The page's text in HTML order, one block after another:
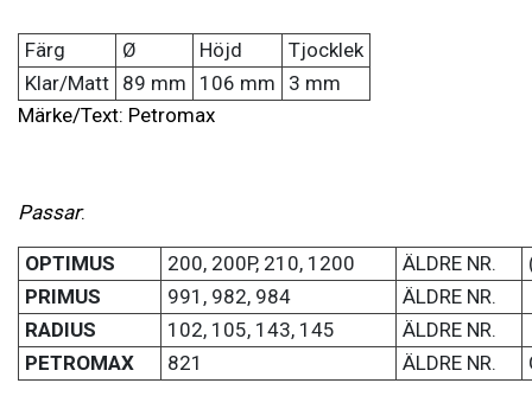
Färg Ø Höjd
Tjocklek
Klar/Matt 89 mm 106 mm
3 mm
Märke/Text: Petromax
Passar:
OPTIMUS 200, 200P, 210, 1200 ÄLDRE NR.
PRIMUS
991, 982, 984
ÄLDRE NR.
RADIUS
102, 105, 143, 145
ÄLDRE NR.
PETROMAX
821 ÄLDRE NR.